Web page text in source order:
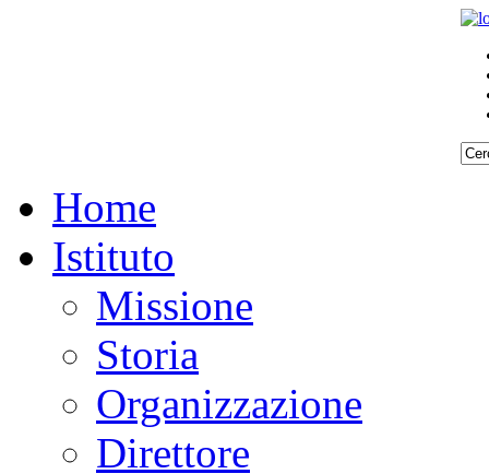
Home
Istituto
Missione
Storia
Organizzazione
Direttore